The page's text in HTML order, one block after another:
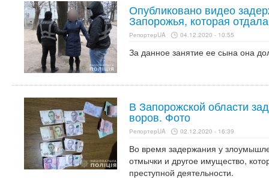
Опубликовано видео
Запорожья, которая
РепортерUA 04.12.2020 - 10:55
За данное занятие ее сына она
В Запорожской области
воров. Фото
РепортерUA 02.12.2020 - 16:39
Во время задержания у
отмычки и другое имущество,
преступной деятельности.